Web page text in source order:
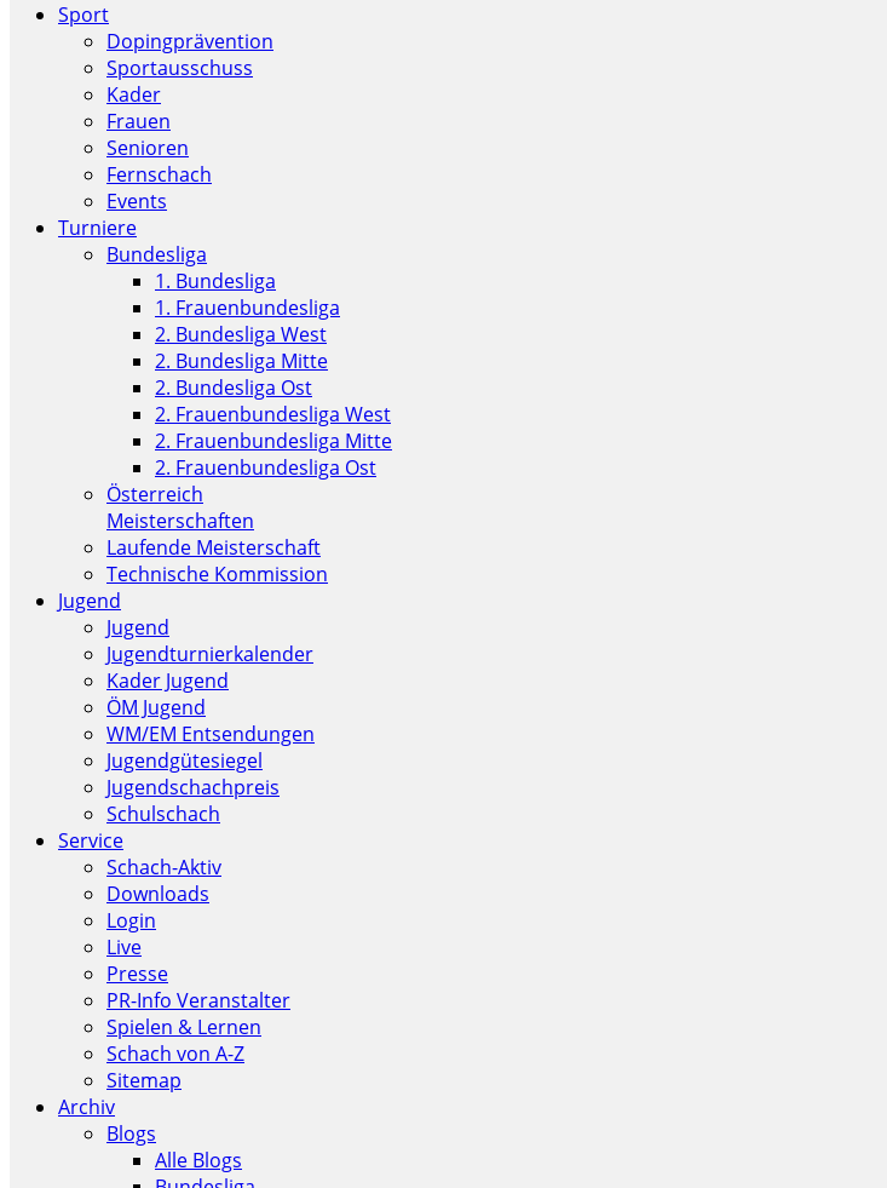
Sport
Dopingprävention
Sportausschuss
Kader
Frauen
Senioren
Fernschach
Events
Turniere
Bundesliga
1. Bundesliga
1. Frauenbundesliga
2. Bundesliga West
2. Bundesliga Mitte
2. Bundesliga Ost
2. Frauenbundesliga West
2. Frauenbundesliga Mitte
2. Frauenbundesliga Ost
Österreich
Meisterschaften
Laufende Meisterschaft
Technische Kommission
Jugend
Jugend
Jugendturnierkalender
Kader Jugend
ÖM Jugend
WM/EM Entsendungen
Jugendgütesiegel
Jugendschachpreis
Schulschach
Service
Schach-Aktiv
Downloads
Login
Live
Presse
PR-Info Veranstalter
Spielen & Lernen
Schach von A-Z
Sitemap
Archiv
Blogs
Alle Blogs